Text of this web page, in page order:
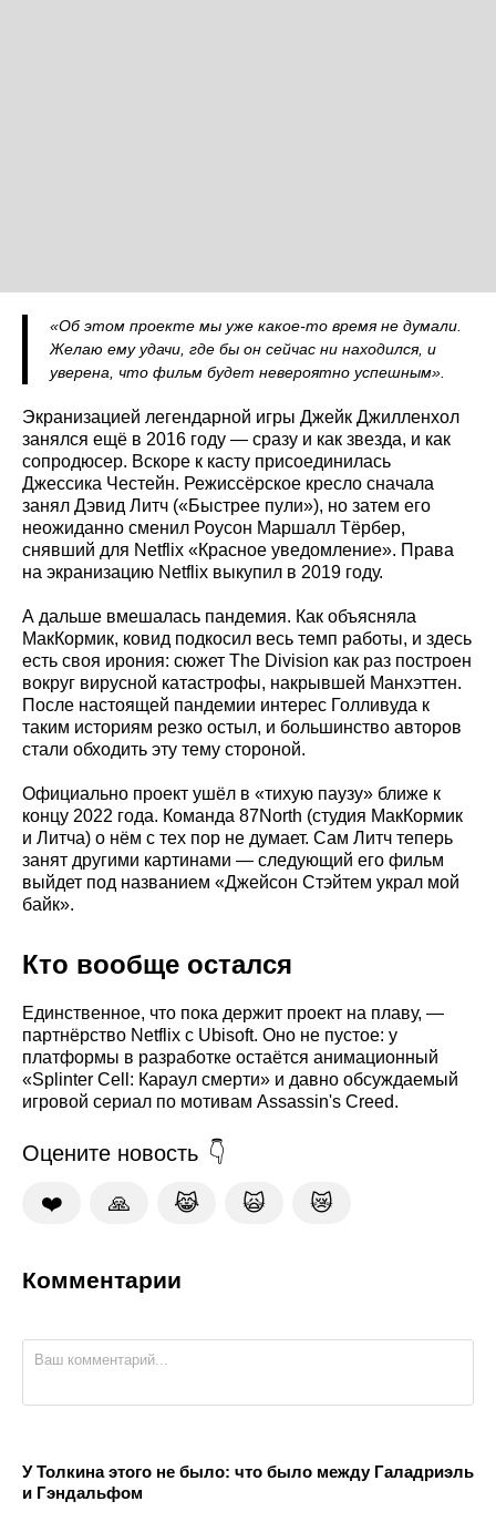
«Об этом проекте мы уже какое-то время не думали.
Желаю ему удачи, где бы он сейчас ни находился, и
уверена, что фильм будет невероятно успешным».
Экранизацией легендарной игры Джейк Джилленхол
занялся ещё в 2016 году — сразу и как звезда, и как
сопродюсер. Вскоре к касту присоединилась
Джессика Честейн. Режиссёрское кресло сначала
занял Дэвид Литч («Быстрее пули»), но затем его
неожиданно сменил Роусон Маршалл Тёрбер,
снявший для Netflix «Красное уведомление». Права
на экранизацию Netflix выкупил в 2019 году.
А дальше вмешалась пандемия. Как объясняла
МакКормик, ковид подкосил весь темп работы, и здесь
есть своя ирония: сюжет The Division как раз построен
вокруг вирусной катастрофы, накрывшей Манхэттен.
После настоящей пандемии интерес Голливуда к
таким историям резко остыл, и большинство авторов
стали обходить эту тему стороной.
Официально проект ушёл в «тихую паузу» ближе к
концу 2022 года. Команда 87North (студия МакКормик
и Литча) о нём с тех пор не думает. Сам Литч теперь
занят другими картинами — следующий его фильм
выйдет под названием «Джейсон Стэйтем украл мой
байк».
Кто вообще остался
Единственное, что пока держит проект на плаву, —
партнёрство Netflix с Ubisoft. Оно не пустое: у
платформы в разработке остаётся анимационный
«Splinter Cell: Караул смерти» и давно обсуждаемый
игровой сериал по мотивам Assassin's Creed.
Оцените новость
❤️ 🙏 😹 🙀 😿
Комментарии
У Толкина этого не было: что было между Галадриэль
и Гэндальфом